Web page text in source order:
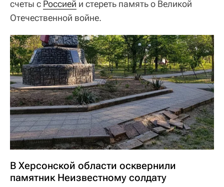
счеты с Россией и стереть память о Великой
Отечественной войне.
В Херсонской области осквернили
памятник Неизвестному солдату